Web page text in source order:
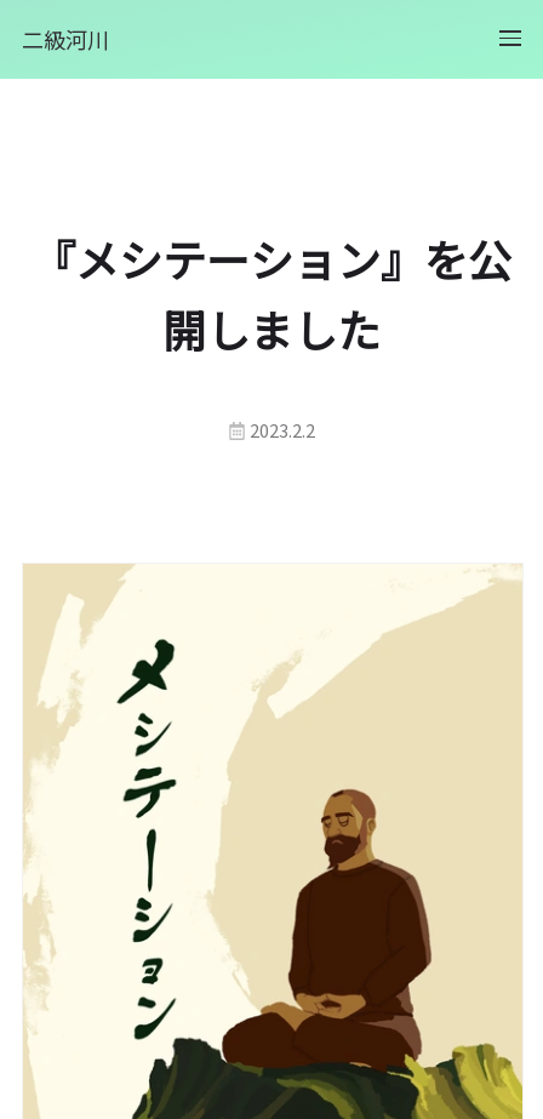
二級河川
『メシテーション』を公
開しました
2023.2.2